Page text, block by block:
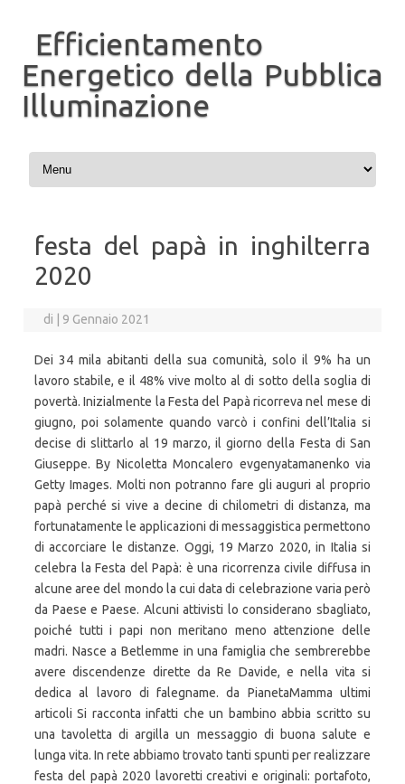
Efficientamento
Energetico della Pubblica
Illuminazione
Vai al contenuto
festa del papà in inghilterra
2020
di 9 Gennaio 2021
Dei 34 mila abitanti della sua comunità, solo il 9% ha un
lavoro stabile, e il 48% vive molto al di sotto della soglia di
povertà. Inizialmente la Festa del Papà ricorreva nel mese di
giugno, poi solamente quando varcò i confini dell’Italia si
decise di slittarlo al 19 marzo, il giorno della Festa di San
Giuseppe. By Nicoletta Moncalero evgenyatamanenko via
Getty Images. Molti non potranno fare gli auguri al proprio
papà perché si vive a decine di chilometri di distanza, ma
fortunatamente le applicazioni di messaggistica permettono
di accorciare le distanze. Oggi, 19 Marzo 2020, in Italia si
celebra la Festa del Papà: è una ricorrenza civile diffusa in
alcune aree del mondo la cui data di celebrazione varia però
da Paese e Paese. Alcuni attivisti lo considerano sbagliato,
poiché tutti i papi non meritano meno attenzione delle
madri. Nasce a Betlemme in una famiglia che sembrerebbe
avere discendenze dirette da Re Davide, e nella vita si
dedica al lavoro di falegname. da PianetaMamma ultimi
articoli Si racconta infatti che un bambino abbia scritto su
una tavoletta di argilla un messaggio di buona salute e
lunga vita. In rete abbiamo trovato tanti spunti per realizzare
festa del papà 2020 lavoretti creativi e originali: portafoto,